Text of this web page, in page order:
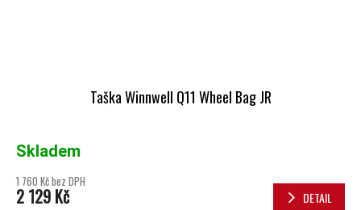
Taška Winnwell Q11 Wheel Bag JR
Skladem
1 760 Kč bez DPH
2 129 Kč DETAIL